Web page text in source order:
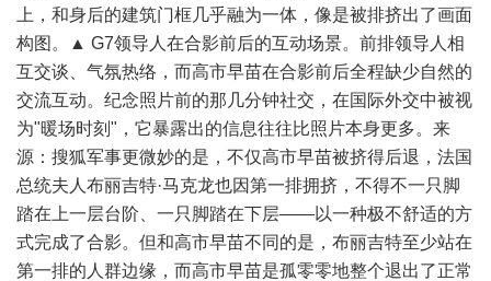
上，和身后的建筑门框几乎融为一体，像是被排挤出了画面
构图。▲ G7领导人在合影前后的互动场景。前排领导人相
互交谈、气氛热络，而高市早苗在合影前后全程缺少自然的
交流互动。纪念照片前的那几分钟社交，在国际外交中被视
为"暖场时刻"，它暴露出的信息往往比照片本身更多。来
源：搜狐军事更微妙的是，不仅高市早苗被挤得后退，法国
总统夫人布丽吉特·马克龙也因第一排拥挤，不得不一只脚
踏在上一层台阶、一只脚踏在下层——以一种极不舒适的方
式完成了合影。但和高市早苗不同的是，布丽吉特至少站在
第一排的人群边缘，而高市早苗是孤零零地整个退出了正常